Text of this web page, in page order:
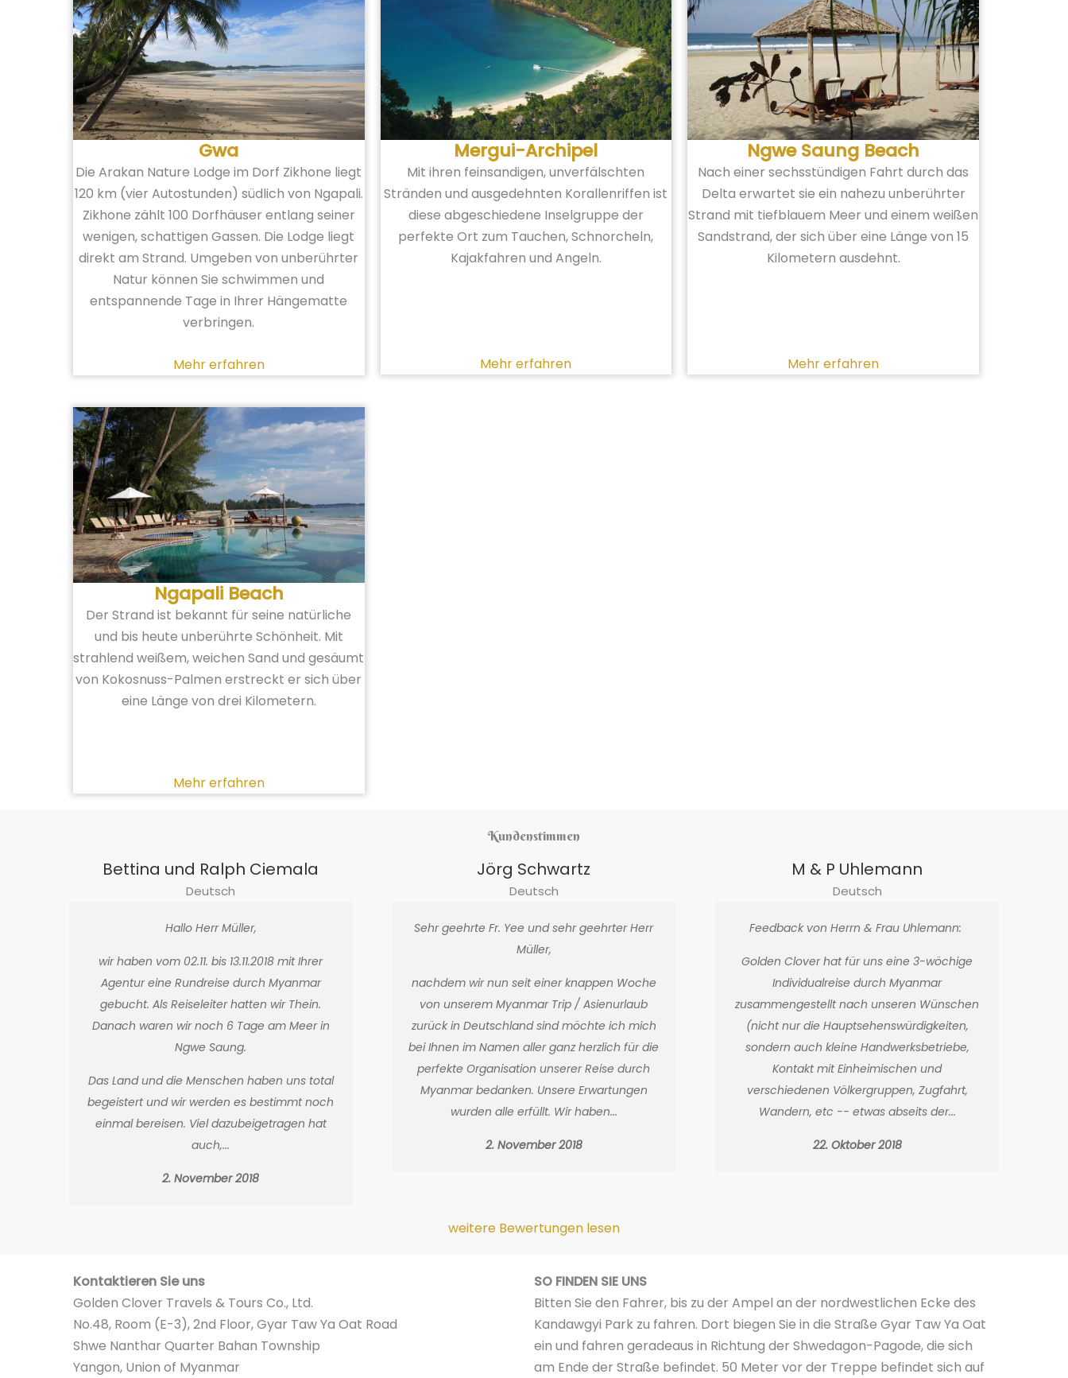
Gwa
Die Arakan Nature Lodge im Dorf Zikhone liegt
120 km (vier Autostunden) südlich von Ngapali.
Zikhone zählt 100 Dorfhäuser entlang seiner
wenigen, schattigen Gassen. Die Lodge liegt
direkt am Strand. Umgeben von unberührter
Natur können Sie schwimmen und
entspannende Tage in Ihrer Hängematte
verbringen.
Mehr erfahren
Mergui-Archipel
Mit ihren feinsandigen, unverfälschten
Stränden und ausgedehnten Korallenriffen ist
diese abgeschiedene Inselgruppe der
perfekte Ort zum Tauchen, Schnorcheln,
Kajakfahren und Angeln.
Mehr erfahren
Ngwe Saung Beach
Nach einer sechsstündigen Fahrt durch das
Delta erwartet sie ein nahezu unberührter
Strand mit tiefblauem Meer und einem weißen
Sandstrand, der sich über eine Länge von 15
Kilometern ausdehnt.
Mehr erfahren
Ngapali Beach
Der Strand ist bekannt für seine natürliche
und bis heute unberührte Schönheit. Mit
strahlend weißem, weichen Sand und gesäumt
von Kokosnuss-Palmen erstreckt er sich über
eine Länge von drei Kilometern.
Mehr erfahren
Kundenstimmen
Bettina und Ralph Ciemala
Deutsch
Hallo Herr Müller,
wir haben vom 02.11. bis 13.11.2018 mit Ihrer
Agentur eine Rundreise durch Myanmar
gebucht. Als Reiseleiter hatten wir Thein.
Danach waren wir noch 6 Tage am Meer in
Ngwe Saung.
Das Land und die Menschen haben uns total
begeistert und wir werden es bestimmt noch
einmal bereisen. Viel dazubeigetragen hat
auch,...
2. November 2018
Jörg Schwartz
Deutsch
Sehr geehrte Fr. Yee und sehr geehrter Herr
Müller,
nachdem wir nun seit einer knappen Woche
von unserem Myanmar Trip / Asienurlaub
zurück in Deutschland sind möchte ich mich
bei Ihnen im Namen aller ganz herzlich für die
perfekte Organisation unserer Reise durch
Myanmar bedanken. Unsere Erwartungen
wurden alle erfüllt. Wir haben...
2. November 2018
M & P Uhlemann
Deutsch
Feedback von Herrn & Frau Uhlemann:
Golden Clover hat für uns eine 3-wöchige
Individualreise durch Myanmar
zusammengestellt nach unseren Wünschen
(nicht nur die Hauptsehenswürdigkeiten,
sondern auch kleine Handwerksbetriebe,
Kontakt mit Einheimischen und
verschiedenen Völkergruppen, Zugfahrt,
Wandern, etc -- etwas abseits der...
22. Oktober 2018
weitere Bewertungen lesen
Kontaktieren Sie uns
Golden Clover Travels & Tours Co., Ltd.
No.48, Room (E-3), 2nd Floor, Gyar Taw Ya Oat Road
Shwe Nanthar Quarter Bahan Township
Yangon, Union of Myanmar
SO FINDEN SIE UNS
Bitten Sie den Fahrer, bis zu der Ampel an der nordwestlichen Ecke des
Kandawgyi Park zu fahren. Dort biegen Sie in die Straße Gyar Taw Ya Oat
ein und fahren geradeaus in Richtung der Shwedagon-Pagode, die sich
am Ende der Straße befindet. 50 Meter vor der Treppe befindet sich auf